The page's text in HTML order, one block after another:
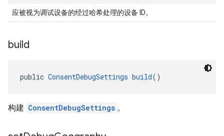
应被视为调试设备的经过哈希处理的设备 ID。
build
public ConsentDebugSettings build()
构建 ConsentDebugSettings 。